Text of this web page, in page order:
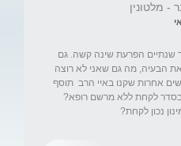
- מלטונין
כבר שנתיים הפרעת שינה קשה. גם
הבעיה, מה גם שאני לא רוצה
אחרות שקנו באיי הרב  תוסף
לקחת ללא מרשם רופא?
נכון לקחת?